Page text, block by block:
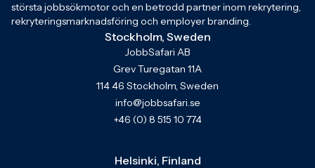
största jobbsökmotor och en betrodd partner inom rekrytering,
rekryteringsmarknadsföring och employer branding.
Stockholm, Sweden
JobbSafari AB
Grev Turegatan 11A
114 46 Stockholm, Sweden
info@jobbsafari.se
+46 (0) 8 515 10 774
Helsinki, Finland